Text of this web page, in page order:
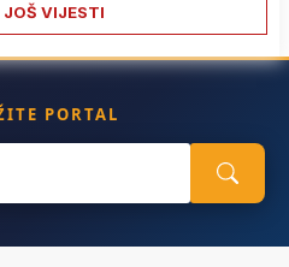
JOŠ VIJESTI
PORTAL